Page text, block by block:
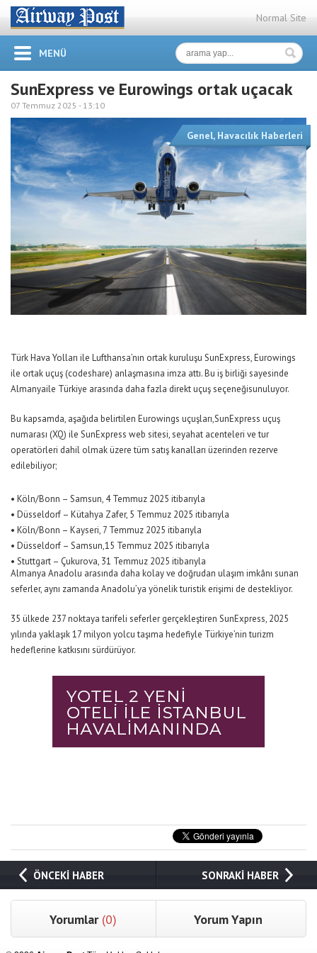
Normal Site
MENÜ
SunExpress ve Eurowings ortak uçacak
07 Temmuz 2025 - 13:10
Genel, Havacılık Haberleri
Türk Hava Yolları ile Lufthansa’nın ortak kuruluşu SunExpress,Eurowings
ile ortak uçuş (codeshare) anlaşmasına imza attı.Bu iş birliği sayesinde
Almanyaile Türkiye arasında daha fazla direktuçuş seçeneğisunuluyor.
Bu kapsamda, aşağıda belirtilen Eurowings uçuşları,SunExpress uçuş
numarası (XQ) ile SunExpress web sitesi, seyahat acenteleri ve tur
operatörleri dahil olmak üzere tüm satış kanalları üzerinden rezerve
edilebiliyor;
• Köln/Bonn – Samsun, 4 Temmuz 2025 itibarıyla
• Düsseldorf – Kütahya Zafer, 5 Temmuz 2025 itibarıyla
• Köln/Bonn – Kayseri, 7 Temmuz 2025 itibarıyla
• Düsseldorf – Samsun,15 Temmuz 2025 itibarıyla
• Stuttgart – Çukurova, 31 Temmuz 2025 itibarıyla
Almanya Anadolu arasında daha kolay ve doğrudan ulaşım imkânı sunan
seferler, aynı zamanda Anadolu’ya yönelikturistik erişimi de destekliyor.
35 ülkede 237 noktaya tarifeli seferler gerçekleştiren SunExpress, 2025
yılında yaklaşık 17 milyon yolcu taşıma hedefiyle Türkiye’nin turizm
hedeflerine katkısını sürdürüyor.
ÖNCEKİ HABER SONRAKİ HABER
Yorumlar (0) Yorum Yapın